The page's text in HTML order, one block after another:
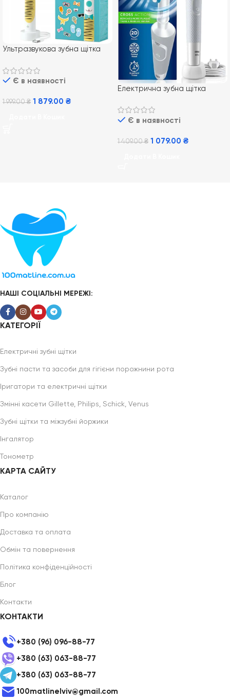
Ультразвукова зубна щітка
HX3601/01
Є в наявності
1 999.00₴ 1 879.00 ₴
Електрична зубна щітка
White CrossAction
Є в наявності
1 409.00₴ 1 079.00 ₴
НАШІ СОЦІАЛЬНІ МЕРЕЖІ:
КАТЕГОРІЇ
Електричні зубні щітки
Зубні пасти та засоби для гігієни порожнини рота
Іригатори та електричні щітки
Змінні касети Gillette, Philips, Schick, Venus
Зубні щітки та міжзубні йоржики
Інгалятор
Тонометр
КАРТА САЙТУ
Каталог
Про компанію
Доставка та оплата
Обмін та повернення
Політика конфіденційності
Блог
Контакти
КОНТАКТИ
+380 (96) 096-88-77
+380 (63) 063-88-77
+380 (63) 063-88-77
100matlinelviv@gmail.com